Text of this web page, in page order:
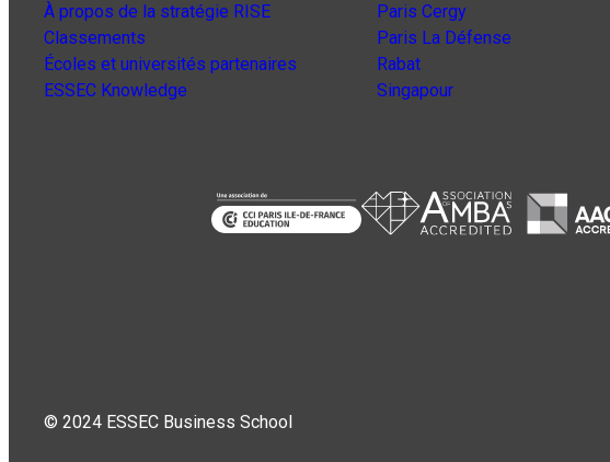
À propos de la stratégie RISE
Classements
Écoles et universités partenaires
ESSEC Knowledge
Paris Cergy
Paris La Défense
Rabat
Singapour
© 2024 ESSEC Business School